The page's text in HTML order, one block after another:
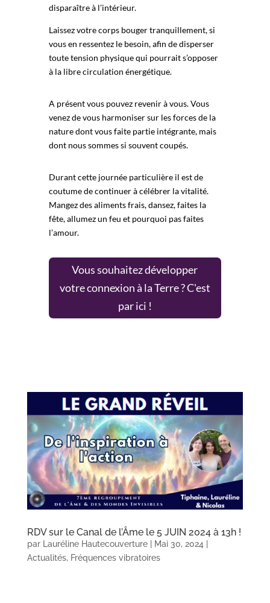
disparaître à l’intérieur.
Laissez votre corps bouger tranquillement, si
vous en ressentez le besoin, afin de disperser
toute tension physique qui pourrait s’opposer
à la libre circulation énergétique.
A présent vous pouvez revenir à vous. Vous
venez de vous harmoniser sur les forces de la
nature dont vous faite partie intégrante, mais
dont nous sommes si souvent coupés.
Durant cette journée particulière il est de
coutume de continuer à célébrer la vitalité.
Mangez des aliments frais, dansez, faites la
fête, allumez un feu et pourquoi pas faites
l’amour.
Vous souhaitez développer
votre connexion à la Terre ? C'est
par ici !
RDV sur le Canal de l’Âme le 5 JUIN 2024 à 13h !
par Lauréline Hautecouverture| Mai 30, 2024|
Actualités, Fréquences vibratoires